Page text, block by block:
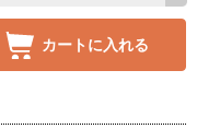
カートに入れる